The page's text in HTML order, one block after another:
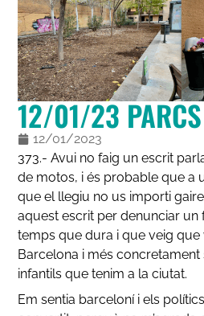
12/01/23
12/01/2023
373.- Avui no faig un escrit
de motos, i és probable que a
que el llegiu no us importi
aquest escrit per denunciar un
temps que dura i que veig que
Barcelona i més
infantils que tenim a la ciutat.
Em sentia barceloní i els